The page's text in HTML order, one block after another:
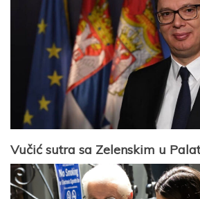
Vučić sutra sa Zelenskim u